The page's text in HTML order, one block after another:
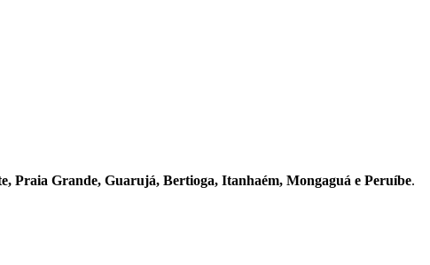
Praia Grande, Guarujá, Bertioga, Itanhaém, Mongaguá e Peruíbe.